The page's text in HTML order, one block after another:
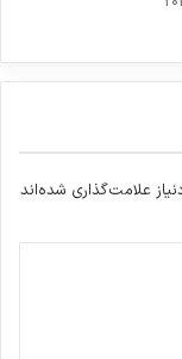
علامت‌گذاری شده‌اند